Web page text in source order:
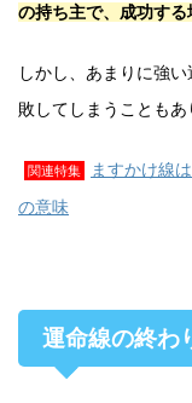
の持ち主で、成功する
しかし、あまりに強
敗してしまうこともあ
関連特集
ますかけ線
の意味
運命線の終わ